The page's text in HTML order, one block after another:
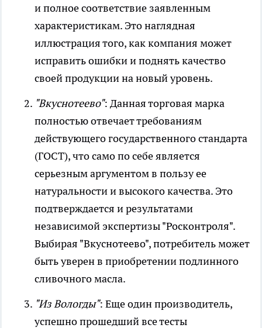
и полное соответствие заявленным
характеристикам. Это наглядная
иллюстрация того, как компания может
исправить ошибки и поднять качество
своей продукции на новый уровень.
"Вкуснотеево": Данная торговая марка
полностью отвечает требованиям
действующего государственного стандарта
(ГОСТ), что само по себе является
серьезным аргументом в пользу ее
натуральности и высокого качества. Это
подтверждается и результатами
независимой экспертизы "Росконтроля".
Выбирая "Вкуснотеево", потребитель может
быть уверен в приобретении подлинного
сливочного масла.
"Из Вологды": Еще один производитель,
успешно прошедший все тесты